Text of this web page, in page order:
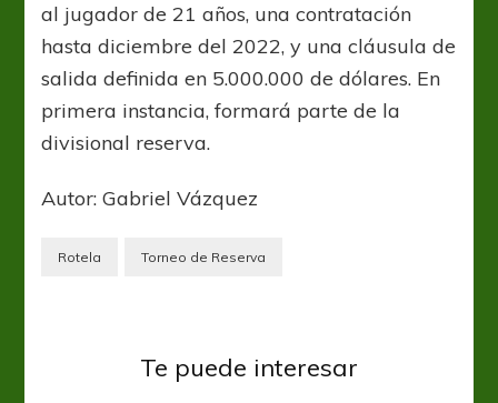
al jugador de 21 años, una contratación
hasta diciembre del 2022, y una cláusula de
salida definida en 5.000.000 de dólares. En
primera instancia, formará parte de la
divisional reserva.
Autor: Gabriel Vázquez
Rotela Torneo de Reserva
Te puede interesar